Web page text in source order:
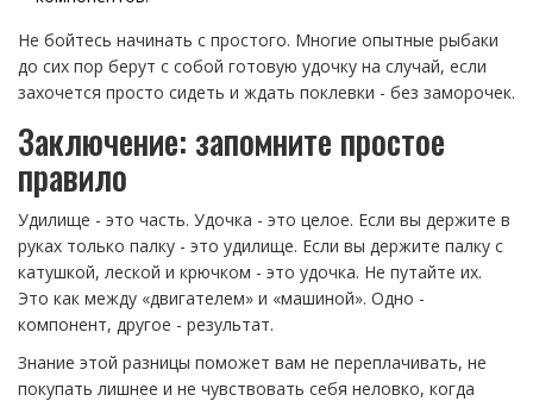
Не бойтесь начинать с простого. Многие опытные рыбаки
до сих пор берут с собой готовую удочку на случай, если
захочется просто сидеть и ждать поклевки - без заморочек.
Заключение: запомните простое
правило
Удилище - это часть. Удочка - это целое. Если вы держите в
руках только палку - это удилище. Если вы держите палку с
катушкой, леской и крючком - это удочка. Не путайте их.
Это как между «двигателем» и «машиной». Одно -
компонент, другое - результат.
Знание этой разницы поможет вам не переплачивать, не
покупать лишнее и не чувствовать себя неловко, когда